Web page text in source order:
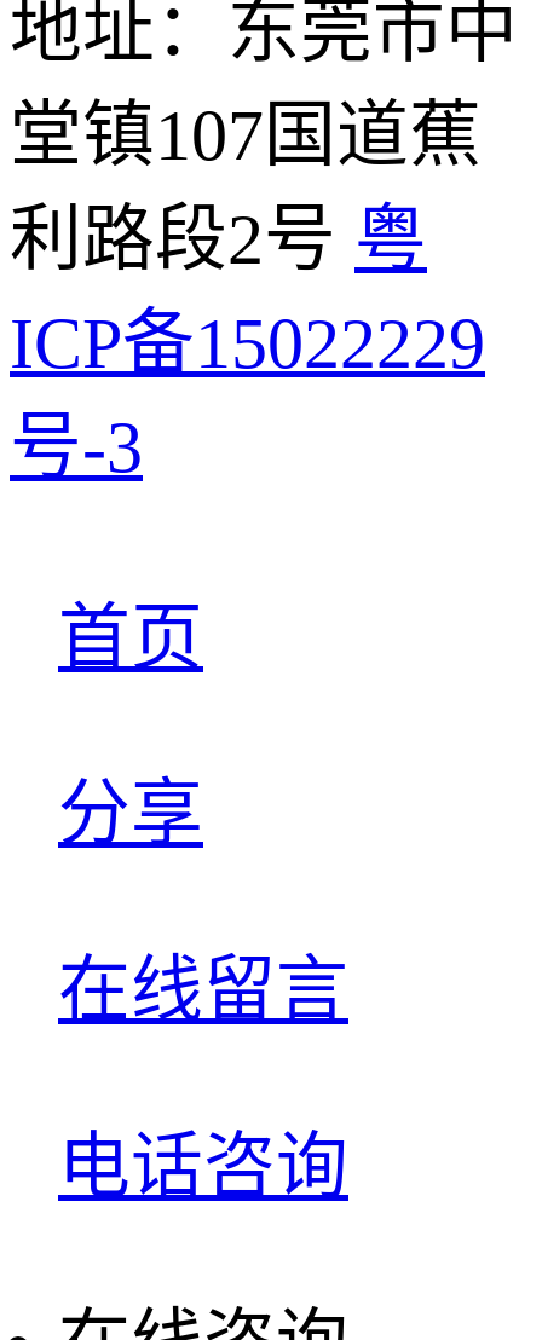
地址：东莞市中
堂镇107国道蕉
利路段2号 粤
ICP备15022229
号-3
首页
分享
在线留言
电话咨询